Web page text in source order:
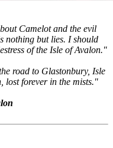
Camelot and the evil
nothing but lies. I should
of the Isle of Avalon."
road to Glastonbury, Isle
lost forever in the mists."